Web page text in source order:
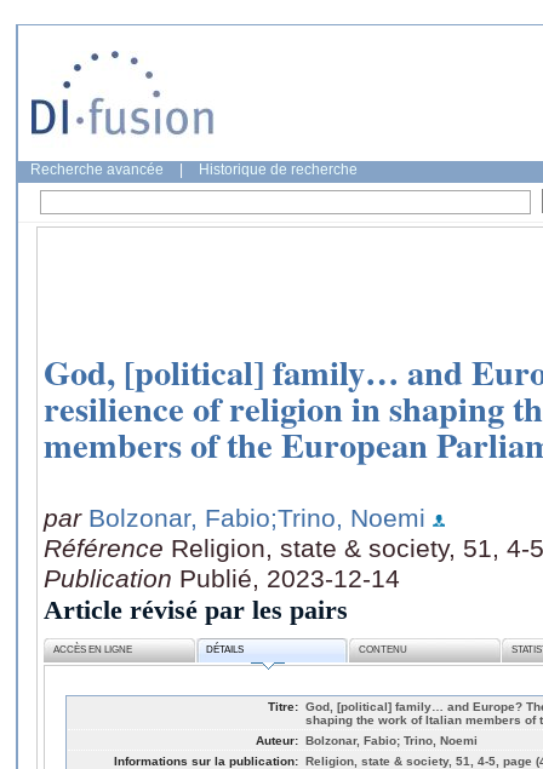
Recherche avancée Historique de recherche
God, [political] family… and
resilience of religion in shaping
members of the European
par Bolzonar, Fabio;Trino, Noemi
Référence Religion, state & society, 51, 4-
Publication Publié, 2023-12-14
Article révisé par les pairs
ACCÈS EN LIGNE DÉTAILS CONTENU
Titre: God, [political] family… and Europe?
shaping the work of Italian members of
Auteur: Bolzonar, Fabio; Trino, Noemi
Informations sur la publication: Religion, state & society, 51, 4-5, page